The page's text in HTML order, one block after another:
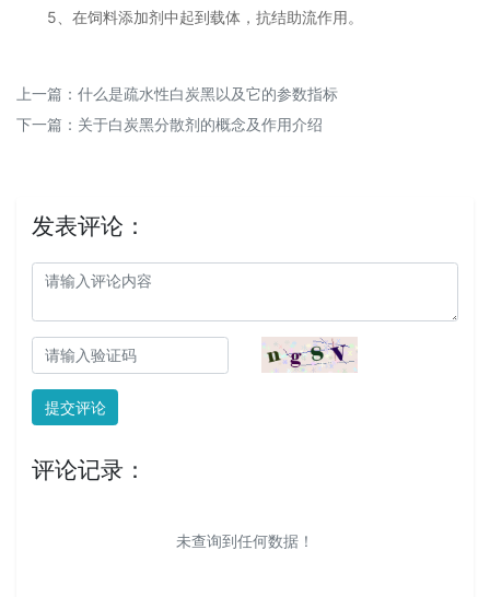
5、在饲料添加剂中起到载体，抗结助流作用。
上一篇： 什么是疏水性白炭黑以及它的参数指标
下一篇： 关于白炭黑分散剂的概念及作用介绍
发表评论：
提交评论
评论记录：
未查询到任何数据！